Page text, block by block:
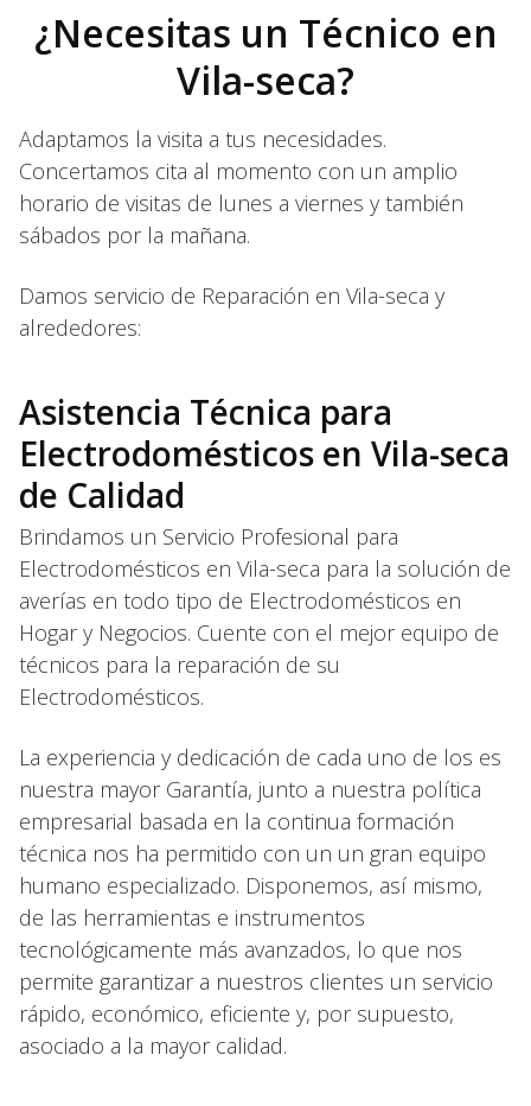
¿Necesitas un Técnico en
Vila-seca?
Adaptamos la visita a tus necesidades.
Concertamos cita al momento con un amplio
horario de visitas de lunes a viernes y también
sábados por la mañana.
Damos servicio de Reparación en Vila-seca y
alrededores:
Asistencia Técnica para
Electrodomésticos en Vila-seca
de Calidad
Brindamos un Servicio Profesional para
Electrodomésticos en Vila-seca para la solución de
averías en todo tipo de Electrodomésticos en
Hogar y Negocios. Cuente con el mejor equipo de
técnicos para la reparación de su
Electrodomésticos.
La experiencia y dedicación de cada uno de los es
nuestra mayor Garantía, junto a nuestra política
empresarial basada en la continua formación
técnica nos ha permitido con un un gran equipo
humano especializado. Disponemos, así mismo,
de las herramientas e instrumentos
tecnológicamente más avanzados, lo que nos
permite garantizar a nuestros clientes un servicio
rápido, económico, eficiente y, por supuesto,
asociado a la mayor calidad.